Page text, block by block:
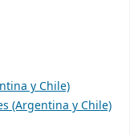
y Chile)
(Argentina y Chile)